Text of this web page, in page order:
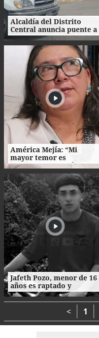
Alcaldía del Distrito
Central anuncia puente a
desnivel en Loarque para
2027
América Mejía: “Mi
mayor temor es
traicionarme a mí
misma"
Jafeth Pozo, menor de 16
años es raptado y
asesinado tras cita en
Tegucigalpa
< 1